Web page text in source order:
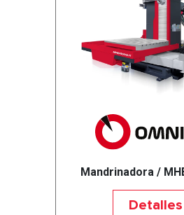
Mandrinadora /
Detalles